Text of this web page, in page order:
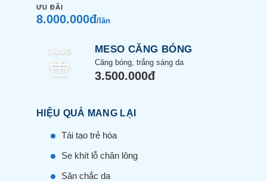
ƯU ĐÃI
8.000.000đ/lần
TẶNG MESO CĂNG BÓNG
Căng bóng, trắng sáng da
3.500.000đ
HIỆU QUẢ MANG LẠI
Tái tạo trẻ hóa
Se khít lỗ chân lông
Săn chắc da